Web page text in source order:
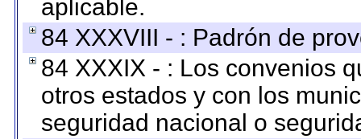
aplicable.
84 XXXVIII - : Padrón de
84 XXXIX - : Los convenios
otros estados y con los
seguridad nacional o